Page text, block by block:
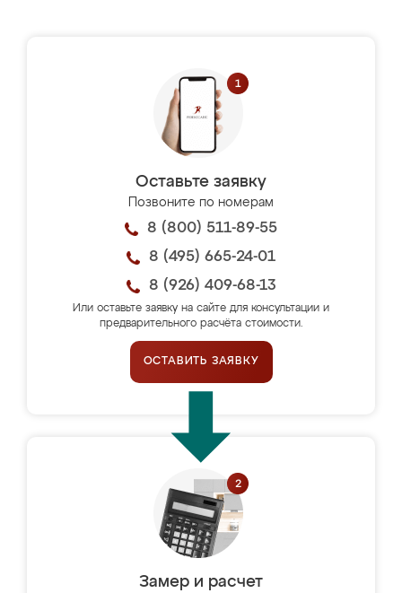
Оставьте заявку
Позвоните по номерам
8 (800) 511-89-55
8 (495) 665-24-01
8 (926) 409-68-13
Или оставьте заявку на сайте для консультации и
предварительного расчёта стоимости.
ОСТАВИТЬ ЗАЯВКУ
Замер и расчет